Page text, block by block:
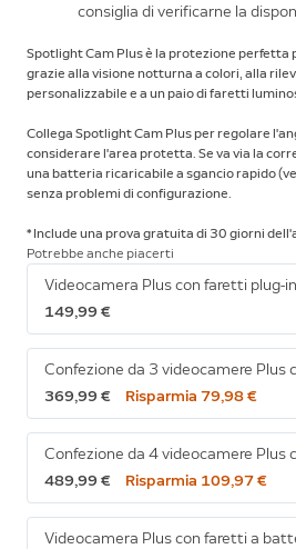
consiglia di verificarne la
Spotlight Cam Plus è la protezione perfetta
grazie alla visione notturna a colori, alla
personalizzabile e a un paio di faretti
Collega Spotlight Cam Plus per regolare
considerare l'area protetta. Se va via la
una batteria ricaricabile a sgancio rapido
senza problemi di configurazione.
* Include una prova gratuita di 30 giorni
Potrebbe anche piacerti
Videocamera Plus con faretti plug-in
149,99 €
Confezione da 3 videocamere Plus
369,99 €
Risparmia 79,98 €
Confezione da 4 videocamere Plus
489,99 €
Risparmia 109,97 €
Videocamera Plus con faretti a